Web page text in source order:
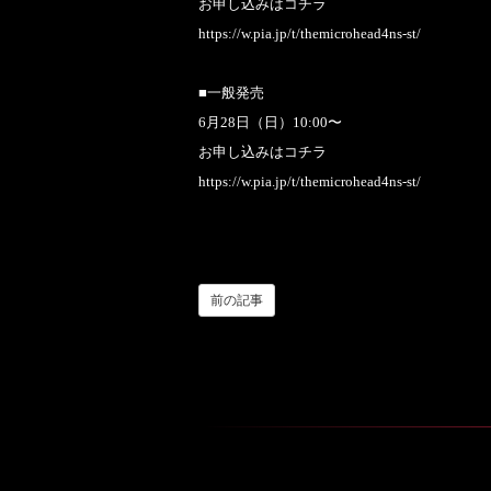
お申し込みはコチラ
https://w.pia.jp/t/themicrohead4ns-st/
■一般発売
6月28日（日）10:00〜
お申し込みはコチラ
https://w.pia.jp/t/themicrohead4ns-st/
前の記事